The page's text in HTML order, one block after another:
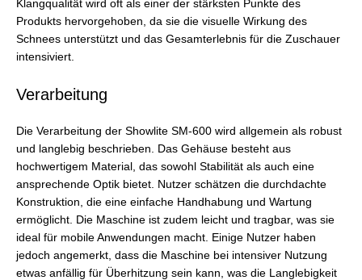
Klangqualität wird oft als einer der stärksten Punkte des
Produkts hervorgehoben, da sie die visuelle Wirkung des
Schnees unterstützt und das Gesamterlebnis für die Zuschauer
intensiviert.
Verarbeitung
Die Verarbeitung der Showlite SM-600 wird allgemein als robust
und langlebig beschrieben. Das Gehäuse besteht aus
hochwertigem Material, das sowohl Stabilität als auch eine
ansprechende Optik bietet. Nutzer schätzen die durchdachte
Konstruktion, die eine einfache Handhabung und Wartung
ermöglicht. Die Maschine ist zudem leicht und tragbar, was sie
ideal für mobile Anwendungen macht. Einige Nutzer haben
jedoch angemerkt, dass die Maschine bei intensiver Nutzung
etwas anfällig für Überhitzung sein kann, was die Langlebigkeit